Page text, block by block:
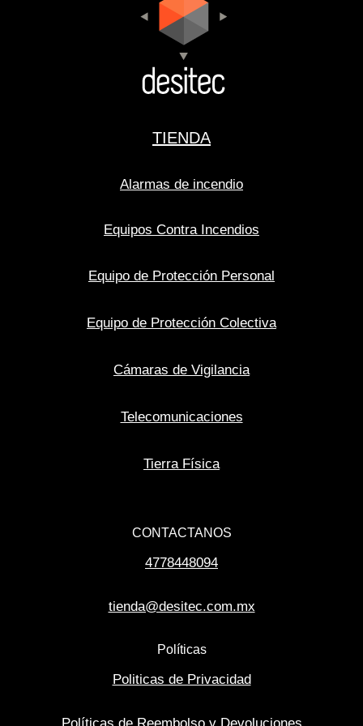
TIENDA
Alarmas de incendio
Equipos Contra Incendios
Equipo de Protección Personal
Equipo de Protección Colectiva
Cámaras de Vigilancia
Telecomunicaciones
Tierra Física
CONTACTANOS
4778448094
tienda@desitec.com.mx
Políticas
Politicas de Privacidad